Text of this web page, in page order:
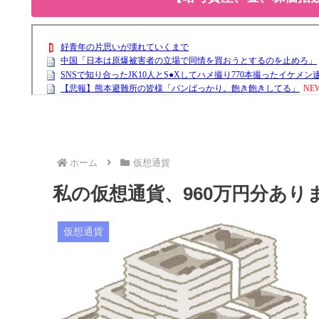
ホーム 仮想通貨
私の仮想通貨、960万円分あり
仮想通貨